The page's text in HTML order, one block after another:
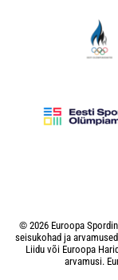
© 2026 Euroopa
seisukohad ja
Liidu või Euroopa
arvamusi.